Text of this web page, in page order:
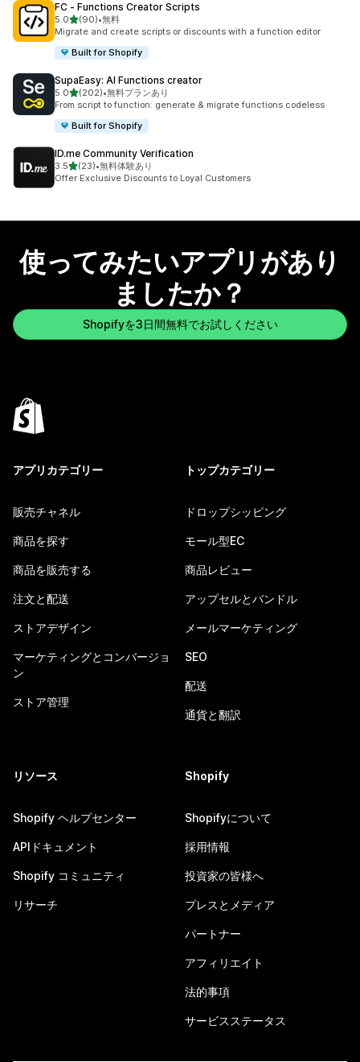
FC ‑ Functions Creator Scripts
5.05つ星中
(90)
合計レビュー数：90件
•無料
Migrate and create scripts or discounts with a function editor
Built for Shopify
SupaEasy: AI Functions creator
5.05つ星中
(202)
合計レビュー数：202件
•無料プランあり
From script to function: generate & migrate functions codeless
Built for Shopify
ID.me Community Verification
3.55つ星中
(23)
合計レビュー数：23件
•無料体験あり
Offer Exclusive Discounts to Loyal Customers
使ってみたいアプリがあり
ましたか？
Shopifyを3日間無料でお試しください
アプリカテゴリー
販売チャネル
商品を探す
商品を販売する
注文と配送
ストアデザイン
マーケティングとコンバージョ
ン
ストア管理
トップカテゴリー
ドロップシッピング
モール型EC
商品レビュー
アップセルとバンドル
メールマーケティング
SEO
配送
通貨と翻訳
リソース
Shopify ヘルプセンター
APIドキュメント
Shopify コミュニティ
リサーチ
Shopify
Shopifyについて
採用情報
投資家の皆様へ
プレスとメディア
パートナー
アフィリエイト
法的事項
サービスステータス